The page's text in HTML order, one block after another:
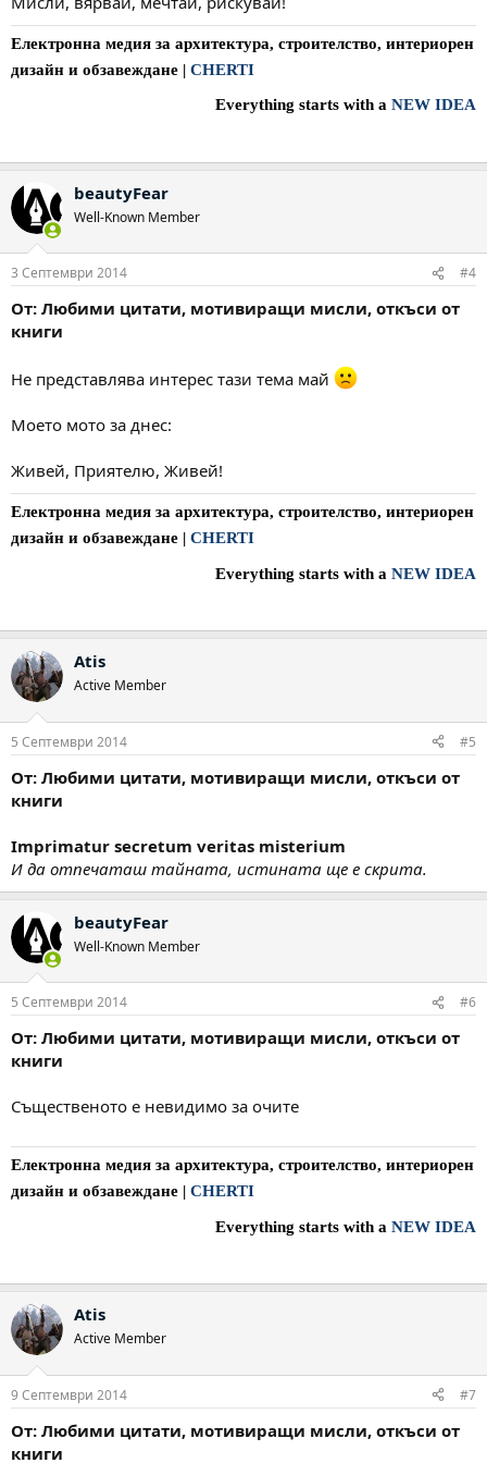
Електронна медия за архитектура, строителство, интериорен
дизайн и обзавеждане | CHERTI
Everything starts with a NEW IDEA
beautyFear
Well-Known Member
3 Септември 2014 #4
От: Любими цитати, мотивиращи мисли, откъси от
книги
Не представлява интерес тази тема май
Моето мото за днес:
Живей, Приятелю, Живей!
Електронна медия за архитектура, строителство, интериорен
дизайн и обзавеждане | CHERTI
Everything starts with a NEW IDEA
Atis
Active Member
5 Септември 2014 #5
От: Любими цитати, мотивиращи мисли, откъси от
книги
Imprimatur secretum veritas misterium
И да отпечаташ тайната, истината ще е скрита.
beautyFear
Well-Known Member
5 Септември 2014 #6
От: Любими цитати, мотивиращи мисли, откъси от
книги
Същественото е невидимо за очите
Електронна медия за архитектура, строителство, интериорен
дизайн и обзавеждане | CHERTI
Everything starts with a NEW IDEA
Atis
Active Member
9 Септември 2014 #7
От: Любими цитати, мотивиращи мисли, откъси от
книги